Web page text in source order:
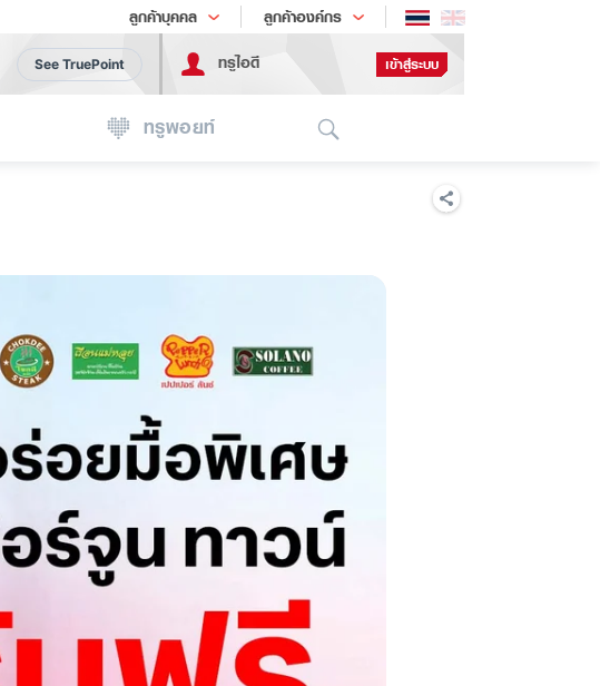
ลูกค้าบุคคล ลูกค้าองค์กร
เทรนด์เทคโนโลยี
See TruePoint ทรูไอดี เข้าสู่ระบบ
ทรูพอยท์